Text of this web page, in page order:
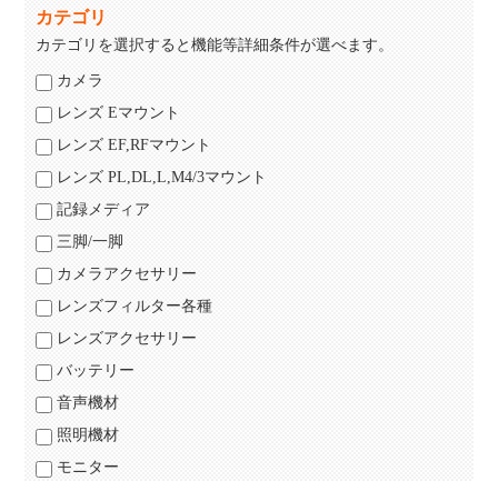
カテゴリ
カテゴリを選択すると機能等詳細条件が選べます。
カメラ
レンズ Eマウント
レンズ EF,RFマウント
レンズ PL,DL,L,M4/3マウント
記録メディア
三脚/一脚
カメラアクセサリー
レンズフィルター各種
レンズアクセサリー
バッテリー
音声機材
照明機材
モニター